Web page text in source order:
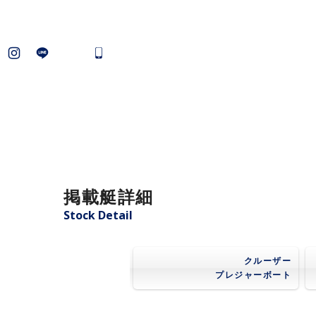
掲載艇詳細
Stock Detail
クルーザー
プレジャーボート